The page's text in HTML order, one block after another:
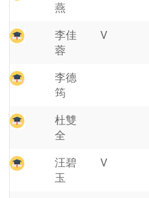
燕
李佳
蓉
V
李德
筠
杜雙
全
汪碧
玉
V